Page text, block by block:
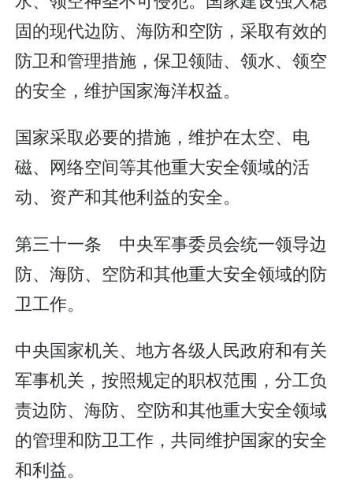
固的现代边防、海防和空防，采取有效的
防卫和管理措施，保卫领陆、领水、领空
的安全，维护国家海洋权益。
国家采取必要的措施，维护在太空、电
磁、网络空间等其他重大安全领域的活
动、资产和其他利益的安全。
第三十一条 中央军事委员会统一领导边
防、海防、空防和其他重大安全领域的防
卫工作。
中央国家机关、地方各级人民政府和有关
军事机关，按照规定的职权范围，分工负
责边防、海防、空防和其他重大安全领域
的管理和防卫工作，共同维护国家的安全
和利益。